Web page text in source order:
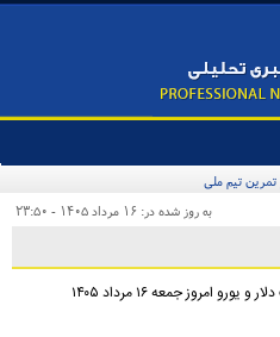
تمرین تیم ملی
به روز شده در: ۱۶ مرداد ۱۴۰۵ - ۲۳:۵۰
و یورو امروز جمعه ۱۶ مرداد ۱۴۰۵